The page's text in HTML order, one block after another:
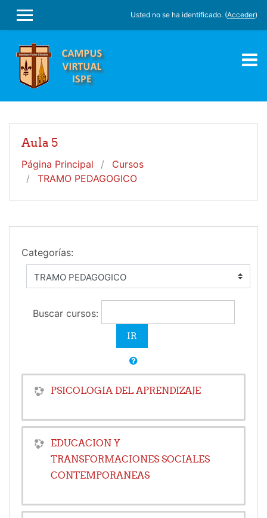
PANEL LATERAL
Usted no se ha identificado. (Acceder)
Aula 5
Página Principal
Cursos
TRAMO PEDAGOGICO
Categorías:
Buscar cursos:
PSICOLOGIA DEL APRENDIZAJE
EDUCACION Y
TRANSFORMACIONES SOCIALES
CONTEMPORANEAS